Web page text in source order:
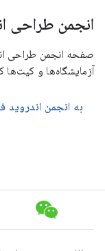
انجمن طراحی
صفحه انجمن طراحی
آزمایشگاه‌ها و کیت‌ها
به انجمن اندروید